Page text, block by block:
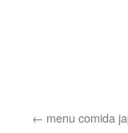
menu comida